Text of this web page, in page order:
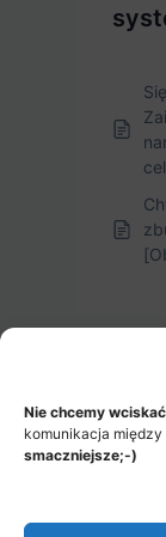
Nie chcemy
komunikacja
smaczniejsze;-)